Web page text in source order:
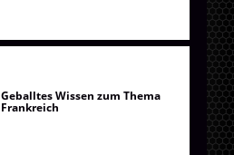
Geballtes Wissen zum Thema
Frankreich